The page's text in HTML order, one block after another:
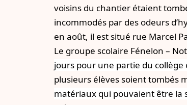
voisins du chantier étaient
incommodés par des odeurs
en août, il est situé rue Marcel
Le groupe scolaire Fénelon –
jours pour une partie du collège
plusieurs élèves soient tombés
matériaux qui pouvaient être la